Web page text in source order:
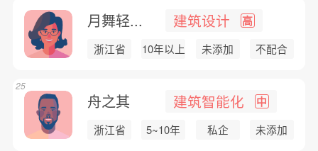
月舞轻... 建筑设计 高
浙江省 10年以上 未添加 不配合
舟之其 建筑智能化 中
浙江省 5~10年 私企 未添加
25